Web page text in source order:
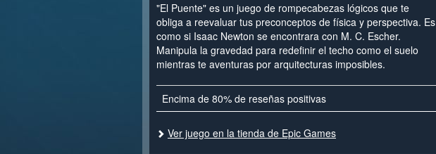
"El Puente" es un juego de rompecabezas lógicos que te
obliga a reevaluar tus preconceptos de física y perspectiva. Es
como si Isaac Newton se encontrara con M. C. Escher.
Manipula la gravedad para redefinir el techo como el suelo
mientras te aventuras por arquitecturas imposibles.
Encima de 80% de reseñas positivas
Ver juego en la tienda de Epic Games